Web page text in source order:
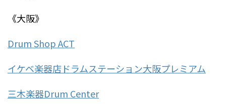
《大阪》
Drum Shop ACT
イケベ楽器店ドラムステーション大阪プレミアム
三木楽器Drum Center